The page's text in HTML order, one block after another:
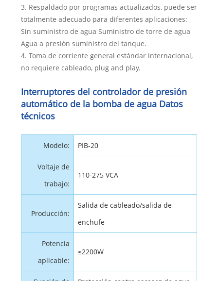
3. Respaldado por programas actualizados, puede ser
totalmente adecuado para diferentes aplicaciones:
Sin suministro de agua Suministro de torre de agua
Agua a presión suministro del tanque.
4. Toma de corriente general estándar internacional,
no requiere cableado, plug and play.
Interruptores del controlador de presión
automático de la bomba de agua Datos
técnicos
Modelo: PIB-20
Voltaje de
trabajo:
110-275 VCA
Producción:
Salida de cableado/salida de
enchufe
Potencia
aplicable:
≤2200W